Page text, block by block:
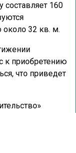
160
32 кв. м.
к приобретению
что приведет